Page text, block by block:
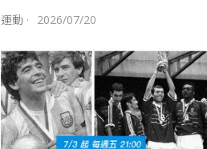
運動 · 2026/07/20